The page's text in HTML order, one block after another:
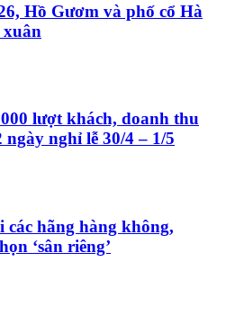
Hồ Gươm và phố cổ Hà
lượt khách, doanh thu
nghỉ lễ 30/4 – 1/5
hãng hàng không,
‘sân riêng’